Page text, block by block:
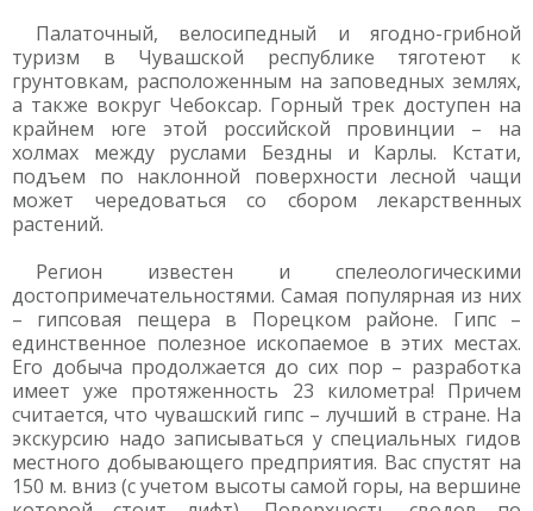
Палаточный, велосипедный и ягодно-грибной
туризм в Чувашской республике тяготеют к
грунтовкам, расположенным на заповедных землях,
а также вокруг Чебоксар. Горный трек доступен на
крайнем юге этой российской провинции – на
холмах между руслами Бездны и Карлы. Кстати,
подъем по наклонной поверхности лесной чащи
может чередоваться со сбором лекарственных
растений.
Регион известен и спелеологическими
достопримечательностями. Самая популярная из них
– гипсовая пещера в Порецком районе. Гипс –
единственное полезное ископаемое в этих местах.
Его добыча продолжается до сих пор – разработка
имеет уже протяженность 23 километра! Причем
считается, что чувашский гипс – лучший в стране. На
экскурсию надо записываться у специальных гидов
местного добывающего предприятия. Вас спустят на
150 м. вниз (с учетом высоты самой горы, на вершине